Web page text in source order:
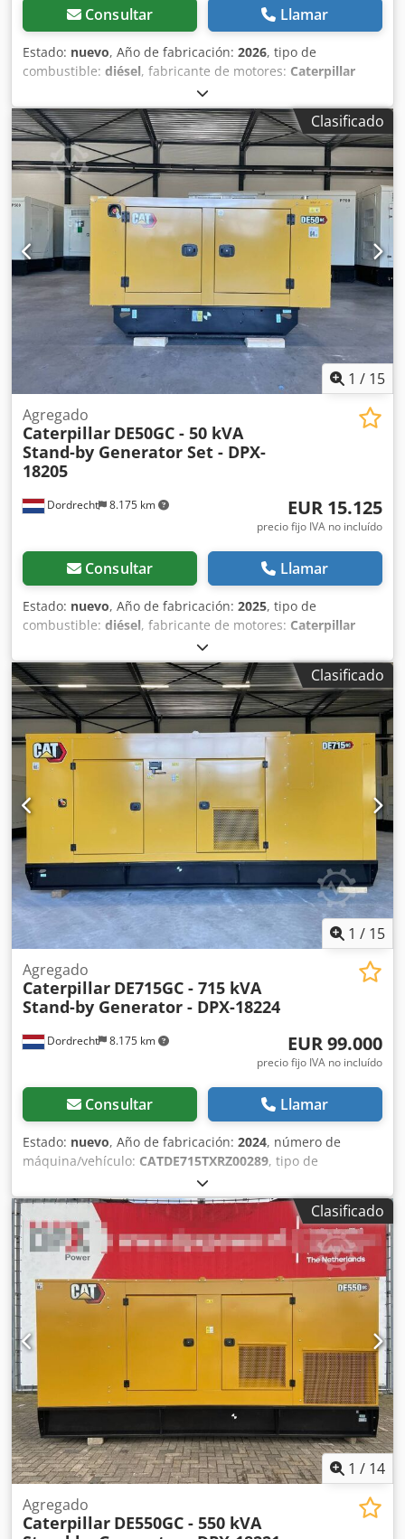
Consultar Llamar
Estado: nuevo, Año de fabricación: 2026, tipo de
combustible: diésel, fabricante de motores: Caterpillar
, Uso previsto: Construcción Peso en vacío: 2.924 kg
Potencia del generador: 500 kVA Dimensiones del
compartimento de carga: 310 x 134 x 217 cm Marcado CE:
sí Nivel de emisiones: Stage II / Tier II Condiciones de
entrega: EXW Capacidad del tanque de agua: 721 l
Contacte al equipo de DPX para más información. = Otras
opciones y accesorios = Dcjdpfx Aqjxvk Hksrjk - Batería -
Panel de control - Techo de acero - Cisterna
Clasificado
1 / 15
Dordrecht 8.175 km
Agregado
Caterpillar DE50GC - 50 kVA
Stand-by Generator Set - DPX-
18205
EUR 15.125
precio fijo IVA no incluído
Consultar Llamar
Estado: nuevo, Año de fabricación: 2025, tipo de
combustible: diésel, fabricante de motores: Caterpillar
, Uso previsto: Construcción Peso en vacío: 889 kg
Potencia del generador: 50 kVA Dimensiones del
compartimento de carga: 230 x 96 x 140 cm Dcjdpoy R I
Htefx Aqrok Certificación CE: sí Capacidad del depósito de
agua: 103 l Contacte con el equipo de DPX para más
información. = Más opciones y accesorios = - Batería -
Cuadro de control - Techo de acero - Cisternas
Clasificado
1 / 15
Dordrecht 8.175 km
Agregado
Caterpillar DE715GC - 715 kVA
Stand-by Generator - DPX-18224
EUR 99.000
precio fijo IVA no incluído
Consultar Llamar
Estado: nuevo, Año de fabricación: 2024, número de
máquina/vehículo: CATDE715TXRZ00289, tipo de
, fabricante de motores:
C15, Propósito de uso: Construcción Dsdpfx Aexvk H
Rsqreck Peso en vacío: 4.832 kg Potencia del generador:
715 kVA Dimensiones del compartimiento de carga: 499 x
187 x 229 cm Marcado CE: sí Capacidad del tanque de
agua: 910 l País de fabricación: CN Póngase en contacto
con el equipo de DPX para más información. = Más
opciones y accesorios = - Batería - Panel de control - Techo
de acero - Cisterna
Clasificado
1 / 14
Agregado
Caterpillar DE550GC - 550 kVA